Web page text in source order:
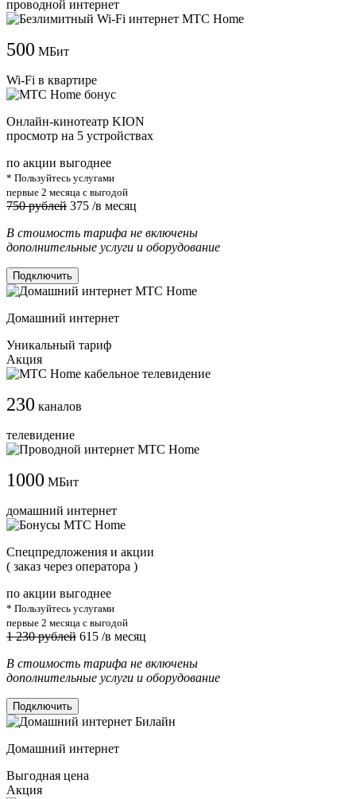
проводной интернет
500 МБит
Wi-Fi в квартире
Онлайн-кинотеатр KION
просмотр на 5 устройствах
по акции выгоднее
* Пользуйтесь услугами
первые 2 месяца с выгодой
750 рублей 375 /в месяц
В стоимость тарифа не включены
дополнительные услуги и оборудование
Подключить
Домашний интернет
Уникальный тариф
Акция
230 каналов
телевидение
1000 МБит
домашний интернет
Cпецпредложения и акции
( заказ через оператора )
по акции выгоднее
* Пользуйтесь услугами
первые 2 месяца с выгодой
1 230 рублей 615 /в месяц
В стоимость тарифа не включены
дополнительные услуги и оборудование
Подключить
Домашний интернет
Выгодная цена
Акция